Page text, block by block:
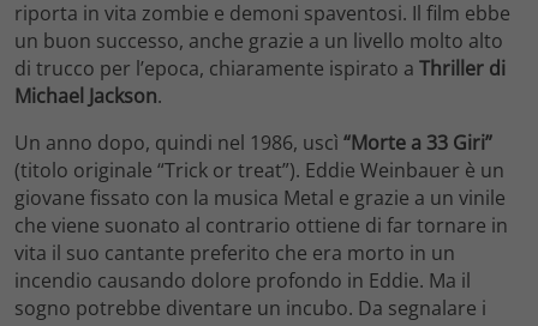
riporta in vita zombie e demoni spaventosi. Il film ebbe
un buon successo, anche grazie a un livello molto alto
di trucco per l’epoca, chiaramente ispirato a Thriller di
Michael Jackson.
Un anno dopo, quindi nel 1986, uscì “Morte a 33 Giri”
(titolo originale “Trick or treat”). Eddie Weinbauer è un
giovane fissato con la musica Metal e grazie a un vinile
che viene suonato al contrario ottiene di far tornare in
vita il suo cantante preferito che era morto in un
incendio causando dolore profondo in Eddie. Ma il
sogno potrebbe diventare un incubo. Da segnalare i